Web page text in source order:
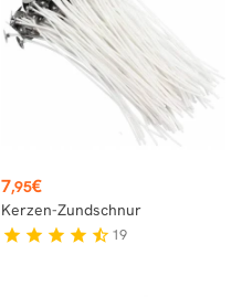
Preis
7,95€
Kerzen-Zundschnur
star star star star star_half 19